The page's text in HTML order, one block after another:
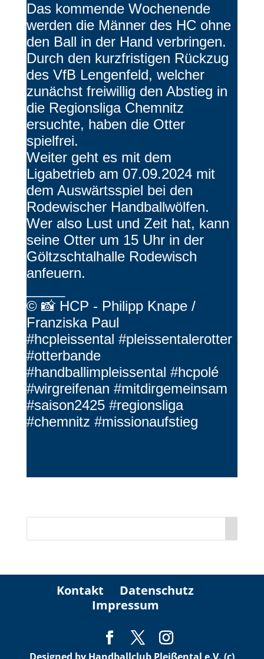
Das kommende Wochenende
werden die Männer des HC ohne
den Ball in der Hand verbringen.
Durch den kurzfristigen Rückzug
des VfB Lengenfeld, welcher
zunächst freiwillig den Abstieg in
die Regionsliga Chemnitz
ersuchte, haben die Otter
spielfrei.
Weiter geht es mit dem
Ligabetrieb am 07.09.2024 mit
dem Auswärtsspiel bei den
Rodewischer Handballwölfen.
Wer also Lust und Zeit hat, kann
seine Otter um 15 Uhr in der
Göltzschtalhalle Rodewisch
anfeuern.
© 📸 HCP - Philipp Knape /
Franziska Paul
#hcpleissental #pleissentalerotter
#otterbande
#handballimpleissental #hcpolé
#wirgreifenan #mitdirgemeinsam
#saison2425 #regionsliga
#chemnitz #missionaufstieg
Kontakt
Datenschutz
Impressum